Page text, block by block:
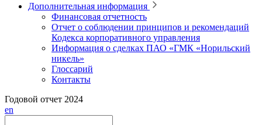
Дополнительная информация
Финансовая отчетность
Отчет о соблюдении принципов и рекомендаций
Кодекса корпоративного управления
Информация о сделках ПАО «ГМК «Норильский
никель»
Глоссарий
Контакты
Годовой отчет 2024
en